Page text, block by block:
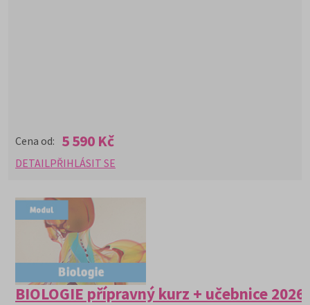
Cena od: 5 590 Kč
DETAIL PŘIHLÁSIT SE
BIOLOGIE přípravný kurz + učebnice